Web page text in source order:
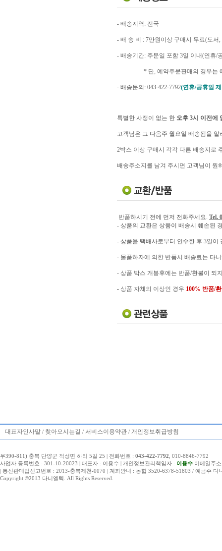
- 배송지역: 전국
- 배 송 비 : 7만원이상 구매시 무료(도
- 배송기간: 주문일 포함 3일 이내(연휴/
* 단, 예약주문판매의 경우는 예
- 배송문의: 043-422-7792(연휴/공휴일
특별한 사정이 없는 한 오후 3시 이전에
고객님은 그 다음주 월요일 배송됨을 알
2박스 이상 구매시 각각 다른 배송지로
배송주소지를 남겨 주시면 고객님이 원
반품하시기 전에 먼저 전화주세요. Tel.
- 상품의 교환은 상품이 배송시 훼손된
- 상품을 택배사로부터 인수한 후 3일이
- 물품하자에 의한 반품시 배송료는 다
- 상품 박스 개봉후에는 반품/환불이 되
- 상품 자체의 이상인 경우 100% 반품/
대표자인사말 / 찾아오시는길 / 서비스이용약관 / 개인정보취급방침
우390-811) 충북 단양군 적성면 하리 5길 25 | 전화번호 : 043-422-7792 , 010-8846-7792
사업자 등록번호 : 301-10-20023 | 대표자 : 이용수 | 개인정보관리책임자 : 이용수 이메일주
| 통신판매업신고번호 : 2013-충북제천-0070 | 계좌안내 : 농협 3520-6378-51803 / 예금주 다
Copyright ©2013 다니엘텍. All Rights Reserved.